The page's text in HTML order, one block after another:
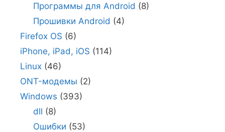
Программы для Android (8)
Прошивки Android (4)
Firefox OS (6)
iPhone, iPad, iOS (114)
Linux (46)
ONT-модемы (2)
Windows (393)
dll (8)
Ошибки (53)